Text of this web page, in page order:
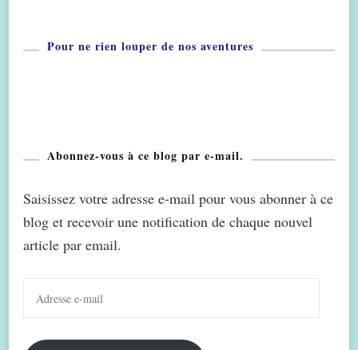
Pour ne rien louper de nos aventures
Abonnez-vous à ce blog par e-mail.
Saisissez votre adresse e-mail pour vous abonner à ce
blog et recevoir une notification de chaque nouvel
article par email.
mail